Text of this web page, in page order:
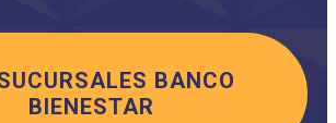
BANCO
BIENESTAR